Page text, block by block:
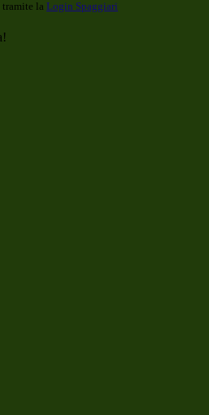
tramite la Login Spaggiari